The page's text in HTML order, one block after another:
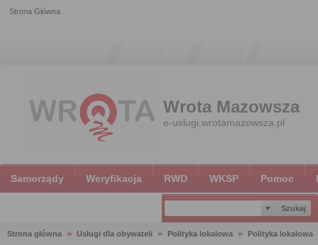
Strona Główna
Wrota Mazowsza
e-uslugi.wrotamazowsza.pl
Samorządy Weryfikacja RWD WKSP Pomoc
Strona główna Usługi dla obywateli Polityka lokalowa Polityka lokalowa